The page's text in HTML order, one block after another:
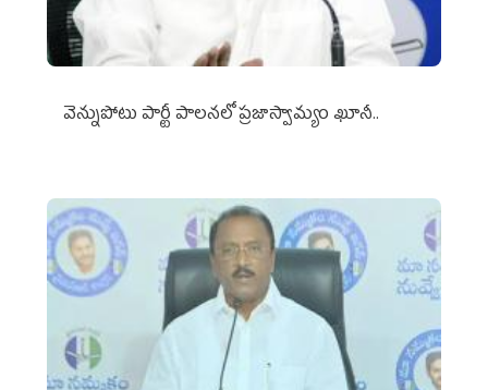
వెన్నుపోటు పార్టీ పాలనలో ప్రజాస్వామ్యం ఖూనీ..